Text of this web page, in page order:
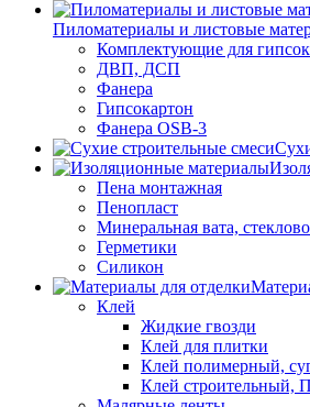
Пиломатериалы и листовые
Комплектующие для
ДВП, ДСП
Фанера
Гипсокартон
Фанера OSB-3
Пена монтажная
Пенопласт
Минеральная вата,
Герметики
Силикон
Клей
Жидкие гвозди
Клей для плитки
Клей полимерный,
Клей строительный,